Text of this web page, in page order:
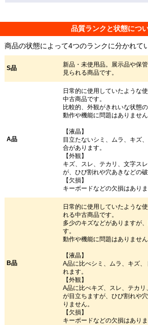
品質ランクと状態につ
商品の状態によって4つのランクに分かれて
S品
新品・未使用品。展示品や保
見られる商品です。
A品
日常的に使用していたような
中古商品です。
比較的、外観がきれいな状態の
動作や機能に問題はありません
【液晶】
目立たないシミ、ムラ、キズ
合があります。
【外観】
キズ、スレ、テカリ、文字ス
が、ひび割れや穴あきなどの
【欠損】
キーボードなどの欠損はありま
B品
日常的に使用していたような
れる中古商品です。
多少のキズなどがありますが
す。
動作や機能に問題はありません
【液晶】
A品に比べシミ、ムラ、キズ
れます。
【外観】
A品に比べキズ、スレ、テカ
が目立ちますが、ひび割れや
りません。
【欠損】
キーボードなどの欠損はありま